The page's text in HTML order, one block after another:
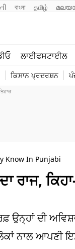
বাংলা தமிழ்
ਲਾਈਫਸਟਾਈਲ
ਕਿਸਾਨ ਪ੍ਰਦਰਸ਼ਨ
Know In Punjabi
ਉਨ੍ਹਾਂ ਦੀ
ਨਾਲ ਆਪਣੀ